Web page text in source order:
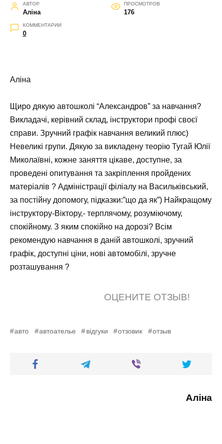
АВТОР
Аліна
ПРОСМОТРОВ
176
КОММЕНТАРИИ
0
Аліна
Щиро дякую автошколі “Александров” за навчання?
Викладачі, керівний склад, інструктори профі своєї
справи. Зручний графік навчання великий плюс)
Невеликі групи. Дякую за викладену теорію Тугай Юлії
Миколаївні, кожне заняття цікаве, доступне, за
проведені опитування та закріплення пройдених
матеріалів ? Адміністрації філіалу на Васильківський,
за постійну допомогу, підказки:”що да як”) Найкращому
інструктору-Віктору,- терплячому, розуміючому,
спокійному. З яким спокійно на дорозі? Всім
рекомендую навчання в даній автошколі, зручний
графік, доступні ціни, нові автомобілі, зручне
розташування ?
ОЦЕНИТЕ ОТЗЫВ!
авто автоателье відгуки отзовик отзыв
Аліна